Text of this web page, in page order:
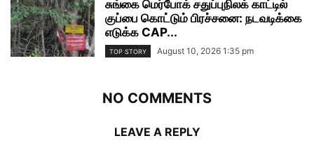
சுங்கை மெர்போக் சதுப்புநிலக் காட்டில்
குப்பை கொட்டும் பிரச்சனை: நடவடிக்கை
எடுக்க CAP...
TOP STORY August 10, 2026 1:35 pm
NO COMMENTS
LEAVE A REPLY